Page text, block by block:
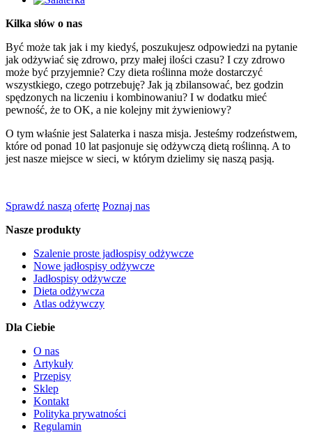
Kilka słów o nas
Być może tak jak i my kiedyś, poszukujesz odpowiedzi na pytanie
jak odżywiać się zdrowo, przy małej ilości czasu? I czy zdrowo
może być przyjemnie? Czy dieta roślinna może dostarczyć
wszystkiego, czego potrzebuję? Jak ją zbilansować, bez godzin
spędzonych na liczeniu i kombinowaniu? I w dodatku mieć
pewność, że to OK, a nie kolejny mit żywieniowy?
O tym właśnie jest Salaterka i nasza misja. Jesteśmy rodzeństwem,
które od ponad 10 lat pasjonuje się odżywczą dietą roślinną. A to
jest nasze miejsce w sieci, w którym dzielimy się naszą pasją.
Sprawdź naszą ofertę Poznaj nas
Nasze produkty
Szalenie proste jadłospisy odżywcze
Nowe jadłospisy odżywcze
Jadłospisy odżywcze
Dieta odżywcza
Atlas odżywczy
Dla Ciebie
O nas
Artykuły
Przepisy
Sklep
Kontakt
Polityka prywatności
Regulamin